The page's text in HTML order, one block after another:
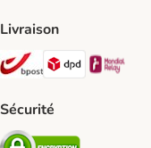
Livraison
Bpost Shipping
DPD
Sécurité
Security